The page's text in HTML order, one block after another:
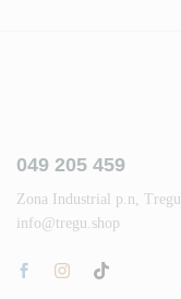
049 205 459
Zona Industrial p.n,
info@tregu.shop